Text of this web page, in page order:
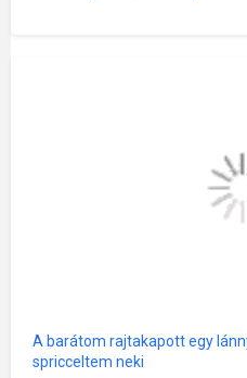
A barátom rajtakapott egy
spricceltem neki